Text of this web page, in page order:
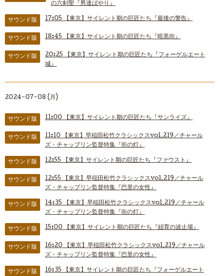
の六剣聖『男達ばやり』
サウンド版 17:05 【東京】サイレント期の巨匠たち『最後の警告』
サウンド版 18:45 【東京】サイレント期の巨匠たち『暗黒街』
サウンド版 20:25
【東京】サイレント期の巨匠たち『フォーゲルエート
城』
2024-07-08 (月)
サウンド版 11:00 【東京】サイレント期の巨匠たち『サンライズ』
サウンド版 11:10
【東京】早稲田松竹クラシックスvol.219／チャール
ズ・チャップリン監督特集『街の灯』
サウンド版 12:55 【東京】サイレント期の巨匠たち『ファウスト』
サウンド版 12:55
【東京】早稲田松竹クラシックスvol.219／チャール
ズ・チャップリン監督特集『巴里の女性』
サウンド版 14:35
【東京】早稲田松竹クラシックスvol.219／チャール
ズ・チャップリン監督特集『街の灯』
サウンド版 15:00 【東京】サイレント期の巨匠たち『紐育の波止場』
サウンド版 16:20
【東京】早稲田松竹クラシックスvol.219／チャール
ズ・チャップリン監督特集『巴里の女性』
サウンド版 16:35
【東京】サイレント期の巨匠たち『フォーゲルエート